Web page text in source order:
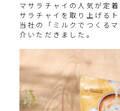
マサラチャイの人気が定
サラチャイを取り上げる
当社の「ミルクでつくる
介いただきました。